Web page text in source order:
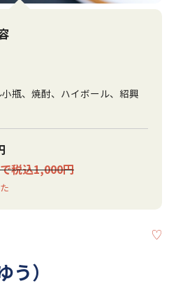
瓶、焼酎、ハイボール、紹興
税込1,000円
）